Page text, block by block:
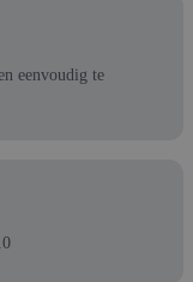
eenvoudig te